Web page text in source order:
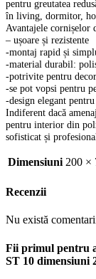
pentru greutatea
în living, dormitor,
Avantajele cornișelor
– ușoare și rezistente
-montaj rapid și
-material durabil:
-potrivite pentru
-se pot vopsi pentru
-design elegant
Indiferent dacă
pentru interior din
sofisticat și
Dimensiuni 200 ×
Recenzii
Nu există
Fii primul pentru
ST 10 dimensiuni